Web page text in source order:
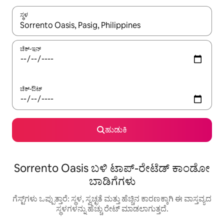
ಸ್ಥಳ
ಫಲಿತಾಂಶಗಳು ಲಭ್ಯವಿರುವಾಗ, ಅಪ್ ಮತ್ತು ಡೌನ್ ಬಾಣದ ಕೀಲಿಗಳೊಂದಿಗೆ
ಚೆಕ್-ಇನ್
ಚೆಕ್-ಔಟ್
ಹುಡುಕಿ
Sorrento Oasis ಬಳಿ ಟಾಪ್-ರೇಟೆಡ್ ಕಾಂಡೋ
ಬಾಡಿಗೆಗಳು
ಗೆಸ್ಟ್‌ಗಳು ಒಪ್ಪುತ್ತಾರೆ: ಸ್ಥಳ, ಸ್ವಚ್ಛತೆ ಮತ್ತು ಹೆಚ್ಚಿನ ಕಾರಣಕ್ಕಾಗಿ ಈ ವಾಸ್ತವ್ಯದ
ಸ್ಥಳಗಳನ್ನು ಹೆಚ್ಚು ರೇಟ್ ಮಾಡಲಾಗುತ್ತದೆ.